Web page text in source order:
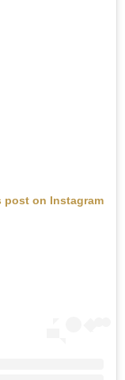
post on Instagram